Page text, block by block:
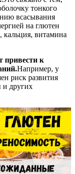
тонкого
всасывания
на глютен
кальция, витамина
привести к
Например, у
риск развития
и других